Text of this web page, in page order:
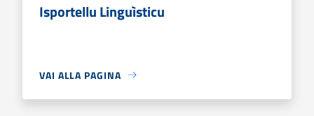
Isportellu Linguìsticu
VAI ALLA PAGINA